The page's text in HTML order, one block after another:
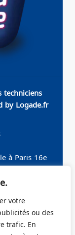
votre
ou des
trafic. En
techniciens
by Logade.fr
à Paris 16e
à Paris 19e
à Paris 17e